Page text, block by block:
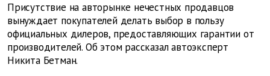
Присутствие на авторынке нечестных продавцов
вынуждает покупателей делать выбор в пользу
официальных дилеров, предоставляющих гарантии от
производителей. Об этом рассказал автоэксперт
Никита Бетман.